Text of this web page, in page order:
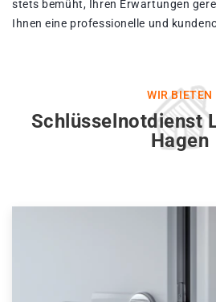
stets bemüht, Ihren Erwartungen
Ihnen eine professionelle und
WIR BIETEN
Schlüsselnotdienst
Hagen